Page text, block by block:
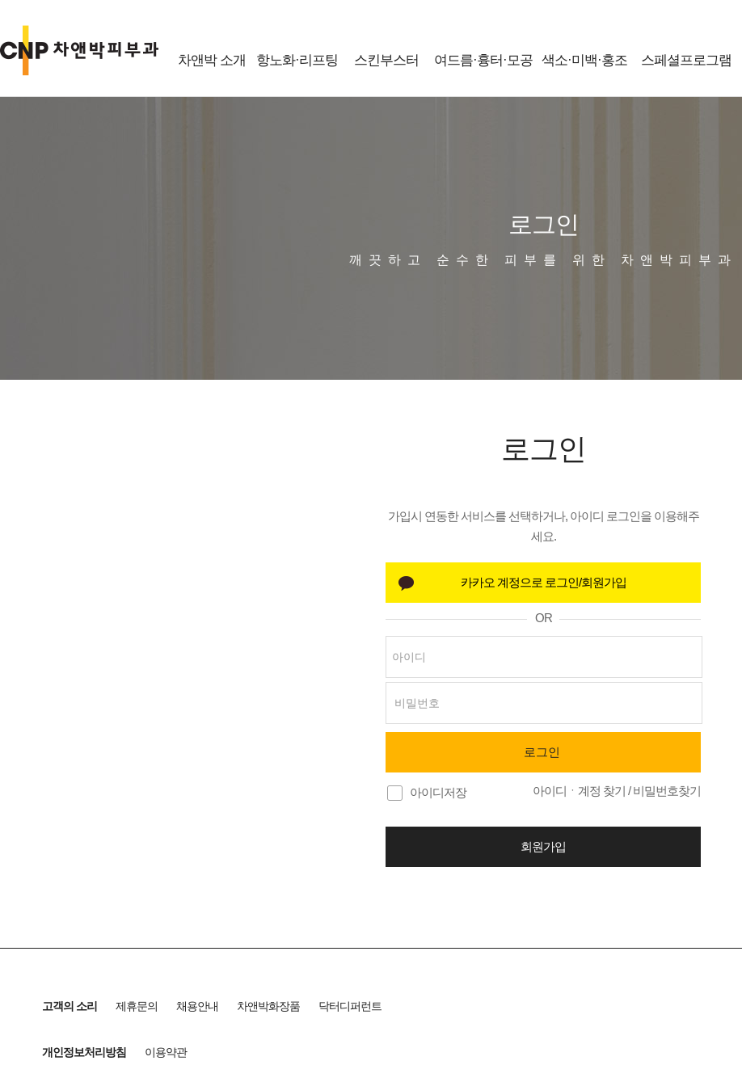
차앤박 소개 항노화·리프팅 스킨부스터 여드름·흉터·모공 색소·미백·홍조 스페셜프로그램
로그인
깨끗하고 순수한 피부를 위한 차앤박피부과
로그인
가입시 연동한 서비스를 선택하거나, 아이디 로그인을 이용해주
세요.
OR
아이디저장 아이디ㆍ계정 찾기 /비밀번호찾기
회원가입
고객의 소리 제휴문의 채용안내 차앤박화장품 닥터디퍼런트
개인정보처리방침 이용약관